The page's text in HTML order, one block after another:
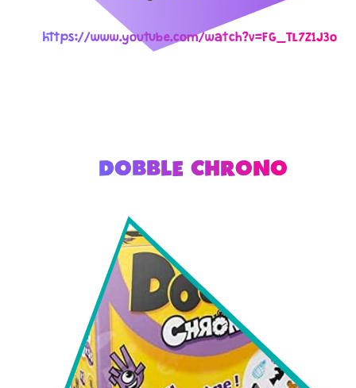
https://www.youtube.com/watch?v=FG_TL7Z1J3o
DOBBLE CHRONO